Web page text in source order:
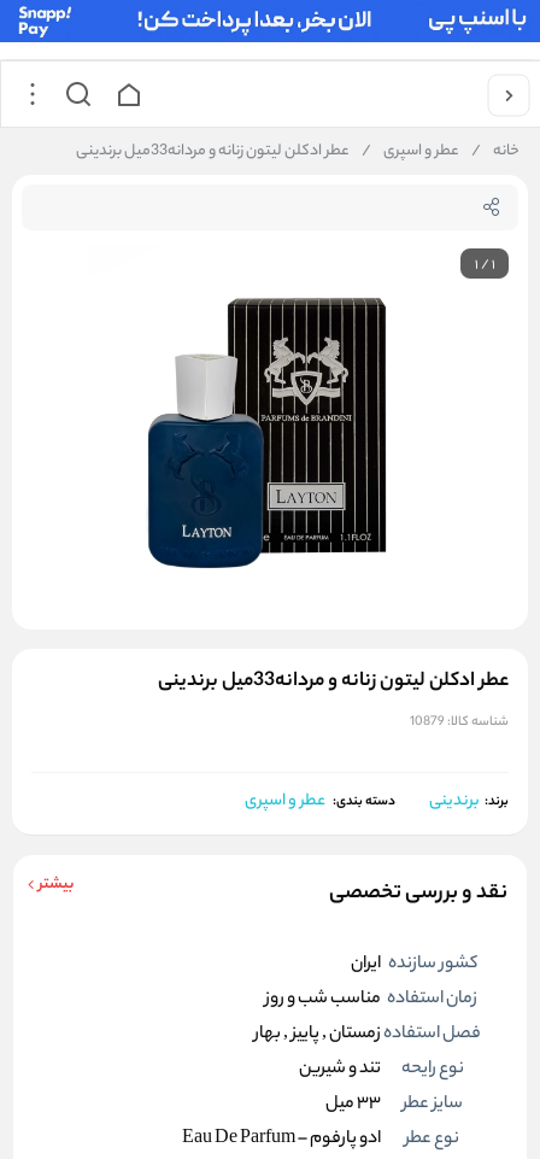
خانه / عطر و اسپری / عطر ادکلن لیتون زنانه و مردانه33میل برندینی
1/1
عطر ادکلن لیتون زنانه و مردانه33میل برندینی
شناسه کالا: 10879
برند: برندینی دسته بندی: عطر و اسپری
نقد و بررسی تخصصی بیشتر
کشور سازنده ایران
زمان استفاده مناسب شب و روز
فصل استفادهزمستان , پاییز , بهار
نوع رایحه
تند و شیرین
سایز عطر
33 میل
نوع عطر
ادو پارفوم – Eau De Parfum